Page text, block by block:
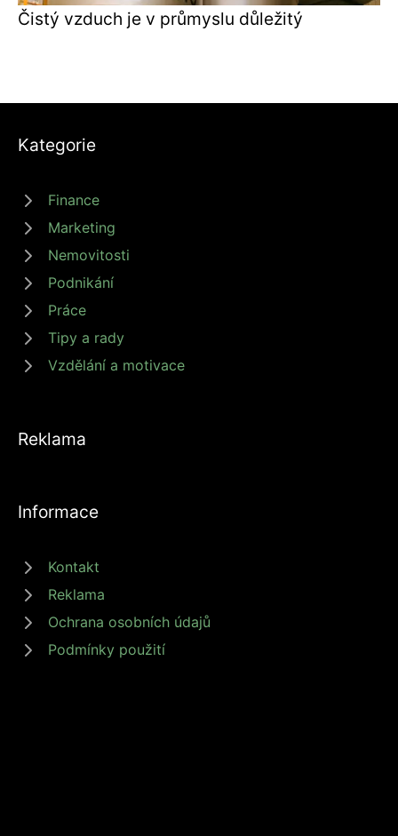
Čistý vzduch je v průmyslu důležitý
Kategorie
Finance
Marketing
Nemovitosti
Podnikání
Práce
Tipy a rady
Vzdělání a motivace
Reklama
Informace
Kontakt
Reklama
Ochrana osobních údajů
Podmínky použití